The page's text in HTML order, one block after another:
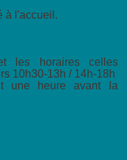
à l'accueil.
les horaires celles
10h30-13h / 14h-18h
une heure avant la